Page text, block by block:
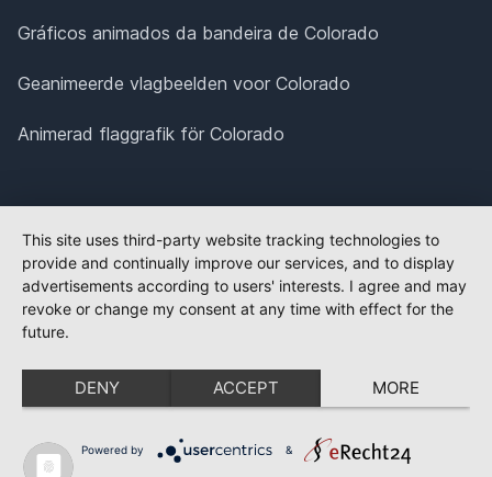
Gráficos animados da bandeira de Colorado
Geanimeerde vlagbeelden voor Colorado
Animerad flaggrafik för Colorado
This site uses third-party website tracking technologies to
provide and continually improve our services, and to display
advertisements according to users' interests. I agree and may
revoke or change my consent at any time with effect for the
future.
DENY ACCEPT MORE
Powered by &